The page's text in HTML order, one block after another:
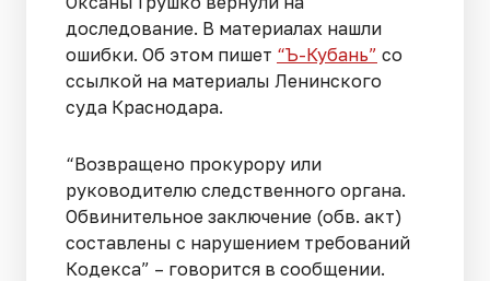
доследование. В материалах нашли
ошибки. Об этом пишет “Ъ-Кубань” со
ссылкой на материалы Ленинского
суда Краснодара.
“Возвращено прокурору или
руководителю следственного органа.
Обвинительное заключение (обв. акт)
составлены с нарушением требований
Кодекса” – говорится в сообщении.